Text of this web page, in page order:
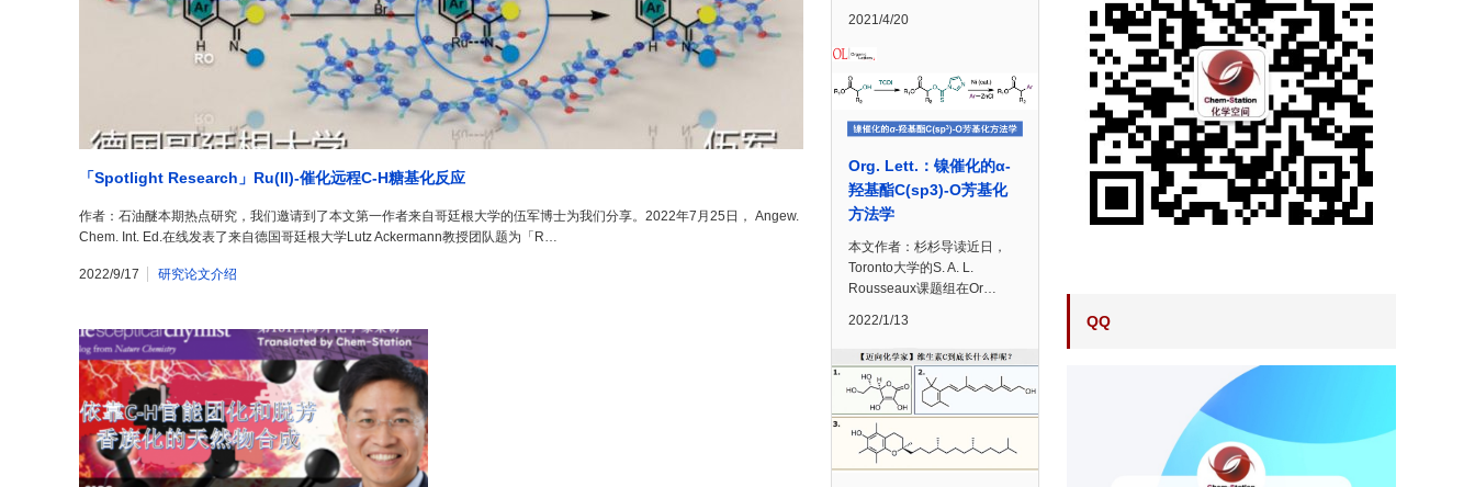
「Spotlight Research」Ru(II)-催化远程C-H糖基化反应
作者：石油醚本期热点研究，我们邀请到了本文第一作者来自哥廷根大学的伍军博士为我们分享。2022年7月25日， Angew.
Chem. Int. Ed.在线发表了来自德国哥廷根大学Lutz Ackermann教授团队题为「R…
2022/9/17 研究论文介绍
2021/4/20
Org. Lett.：镍催化的α-
羟基酯C(sp3)-O芳基化
方法学
本文作者：杉杉导读近日，
Toronto大学的S. A. L.
Rousseaux课题组在Or…
2022/1/13 QQ